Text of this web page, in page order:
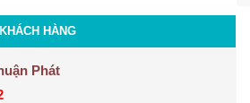
HÀNG
Phát